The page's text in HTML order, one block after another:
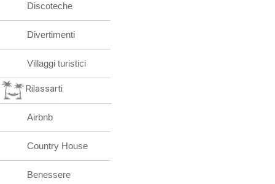
Discoteche
Divertimenti
Villaggi turistici
Rilassarti
Airbnb
Country House
Benessere